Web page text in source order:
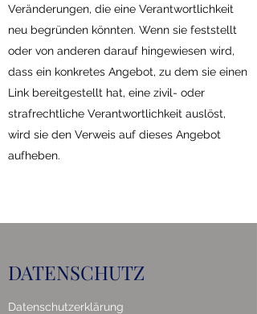
Veränderungen, die eine Verantwortlichkeit
neu begründen könnten. Wenn sie feststellt
oder von anderen darauf hingewiesen wird,
dass ein konkretes Angebot, zu dem sie einen
Link bereitgestellt hat, eine zivil- oder
strafrechtliche Verantwortlichkeit auslöst,
wird sie den Verweis auf dieses Angebot
aufheben.
DATENSCHUTZ
Datenschutzerklärung